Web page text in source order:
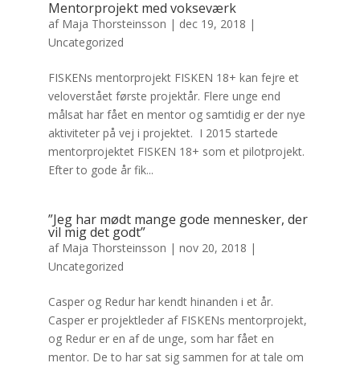
Mentorprojekt med vokseværk
af Maja Thorsteinsson | dec 19, 2018 |
Uncategorized
FISKENs mentorprojekt FISKEN 18+ kan fejre et
veloverstået første projektår. Flere unge end
målsat har fået en mentor og samtidig er der nye
aktiviteter på vej i projektet. I 2015 startede
mentorprojektet FISKEN 18+ som et pilotprojekt.
Efter to gode år fik...
”Jeg har mødt mange gode mennesker, der
vil mig det godt”
af Maja Thorsteinsson | nov 20, 2018 |
Uncategorized
Casper og Redur har kendt hinanden i et år.
Casper er projektleder af FISKENs mentorprojekt,
og Redur er en af de unge, som har fået en
mentor. De to har sat sig sammen for at tale om